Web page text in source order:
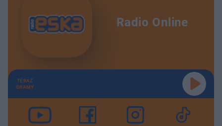
Radio Online
TERAZ
GRAMY